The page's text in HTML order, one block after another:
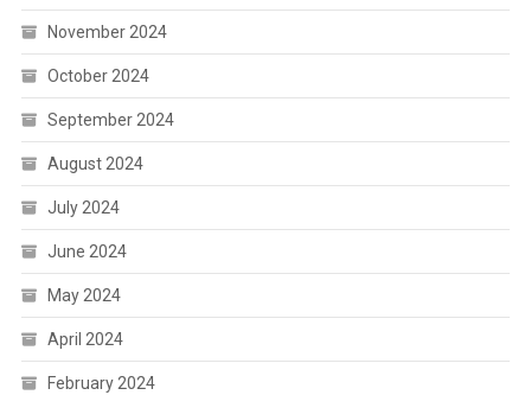
November 2024
October 2024
September 2024
August 2024
July 2024
June 2024
May 2024
April 2024
February 2024